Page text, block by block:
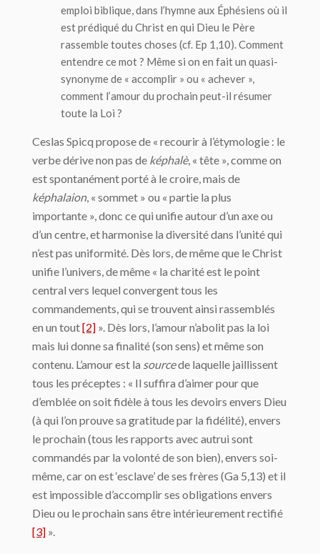
emploi biblique, dans l’hymne aux Éphésiens où il
est prédiqué du Christ en qui Dieu le Père
rassemble toutes choses (cf. Ep 1,10). Comment
entendre ce mot ? Même si on en fait un quasi-
synonyme de « accomplir » ou « achever »,
comment l’amour du prochain peut-il résumer
toute la Loi ?
Ceslas Spicq propose de « recourir à l’étymologie : le
verbe dérive non pas de képhalè, « tête », comme on
est spontanément porté à le croire, mais de
képhalaion, « sommet » ou « partie la plus
importante », donc ce qui unifie autour d’un axe ou
d’un centre, et harmonise la diversité dans l’unité qui
n’est pas uniformité. Dès lors, de même que le Christ
unifie l’univers, de même « la charité est le point
central vers lequel convergent tous les
commandements, qui se trouvent ainsi rassemblés
en un tout[2] ». Dès lors, l’amour n’abolit pas la loi
mais lui donne sa finalité (son sens) et même son
contenu. L’amour est la sourcede laquelle jaillissent
tous les préceptes : « Il suffira d’aimer pour que
d’emblée on soit fidèle à tous les devoirs envers Dieu
(à qui l’on prouve sa gratitude par la fidélité), envers
le prochain (tous les rapports avec autrui sont
commandés par la volonté de son bien), envers soi-
même, car on est ‘esclave’ de ses frères (Ga 5,13) et il
est impossible d’accomplir ses obligations envers
Dieu ou le prochain sans être intérieurement rectifié
[3] ».